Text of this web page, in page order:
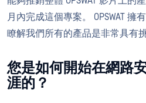
月內完成這個專案。 OPSWAT 擁
瞭解我們所有的產品是非常具有
您是如何開始在網路
涯的？